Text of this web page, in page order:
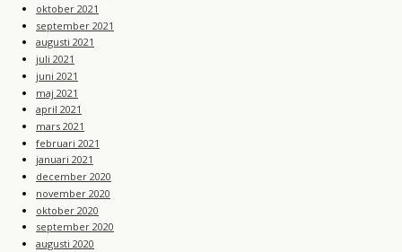
oktober 2021
september 2021
augusti 2021
juli 2021
juni 2021
maj 2021
april 2021
mars 2021
februari 2021
januari 2021
december 2020
november 2020
oktober 2020
september 2020
augusti 2020